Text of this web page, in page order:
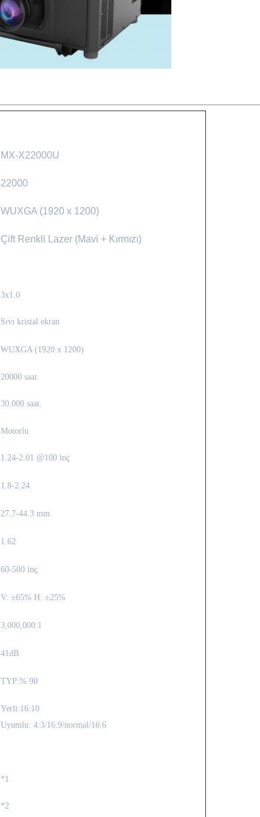
MX-X22000U
22000
WUXGA (1920 x 1200)
Çift Renkli Lazer (Mavi + Kırmızı)
3x1.0
Sıvı kristal ekran
WUXGA (1920 x 1200)
20000 saat
30.000 saat.
Motorlu
1.24-2.01 @100 inç
1.8-2.24
27.7-44.3 mm.
1.62
60-500 inç
V: ±65% H: ±25%
3,000,000:1
41dB
TYP:% 90
Yerli:16:10
Uyumlu: 4:3/16:9/normal/16:6
*1
*2